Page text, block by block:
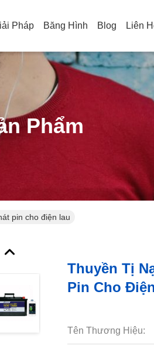
Pháp Băng Hình Blog Liên
Phẩm
pin cho điện lau
Thuyền Tị
Pin Cho
Tên Thương Hiệu: